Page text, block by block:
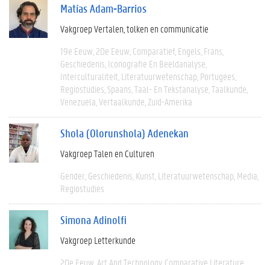
Matías Adam-Barrios
Vakgroep Vertalen, tolken en communicatie
19e Eeuw 20e Eeuw Comparatief Engels Frans
Geschiedenis Iconografie En Beeldanalyse
Interculturaliteit Literatuurwetenschap Portugees
Regiostudies Spaans Taal- En Tekstanalyse Taalkunde
Venezuela Vertaalkunde Zuid-Amerika
Shola (Olorunshola) Adenekan
Vakgroep Talen en Culturen
Gender Geschiedenis Kunst Literatuurwetenschap Media
Regiostudies
Simona Adinolfi
Vakgroep Letterkunde
20e Eeuw Art And Technology Comparative Literature